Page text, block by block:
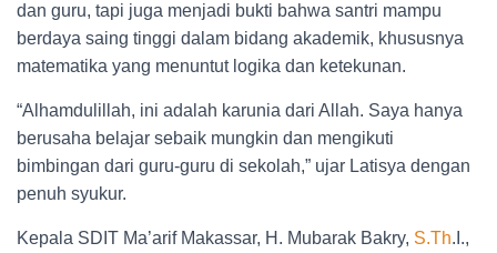
dan guru, tapi juga menjadi bukti bahwa santri mampu
berdaya saing tinggi dalam bidang akademik, khususnya
matematika yang menuntut logika dan ketekunan.
“Alhamdulillah, ini adalah karunia dari Allah. Saya hanya
berusaha belajar sebaik mungkin dan mengikuti
bimbingan dari guru-guru di sekolah,” ujar Latisya dengan
penuh syukur.
Kepala SDIT Ma’arif Makassar, H. Mubarak Bakry, S.Th.I.,